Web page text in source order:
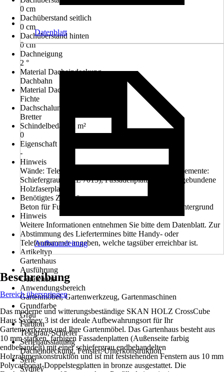
0 cm
Dachüberstand seitlich
0 cm
Dachüberstand hinten
0 cm
Dachneigung
2 °
Material Dacheindeckung
Dachbahn
Material Dach
Fichte
Dachschalung
Bretter
Schindelbedarf in m²
0
Eigenschaft
-
Hinweis
Wände: Telegrau (RAL 7047), Fenster und obere Elemente:
Schiefergrau (RAL 7015), Fassadenplatten: zementgebundene
Holzfaserplatten
Benötigtes Zubehör
Beton für Fundament, Verankerung Schwelle mit Untergrund
Hinweis
Weitere Informationen entnehmen Sie bitte dem Datenblatt. Zur
Abstimmung des Liefertermines bitte Handy- oder
Telefonnummer angeben, welche tagsüber erreichbar ist.
Artikeltyp
Gartenhaus
Ausführung
Gerätehaus
Anwendungsbereich
Gartenmöbel, Gartenwerkzeug, Gartenmaschinen
Grundfarbe
Grau
Farbton
Telegrau, Schiefer
Serienausstattung
Dacheindeckung, Fenster, Unterkonstruktion
Serie
Sydney
Datenblatt
Aufbauanleitung
Beschreibung
Bereich überspringen
Das moderne und witterungsbeständige SKAN HOLZ CrossCube
Haus Sydney 3 ist der ideale Aufbewahrungsort für Ihr
Gartenwerkzeug und Ihre Gartenmöbel. Das Gartenhaus besteht aus
10 mm starken, farbigen Fassadenplatten (Außenseite farbig
endbehandelt) mit einer schiefergrau endbehandelten
Holzrahmenkonstruktion und ist mit feststehenden Fenstern aus 10 mm
Polycarbonat-Doppelstegplatten in bronze ausgestattet. Die